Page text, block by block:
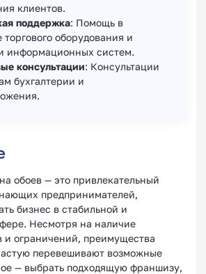
клиентов.
поддержка: Помощь в
торгового оборудования и
информационных систем.
консультации: Консультации
бухгалтерии и
обоев — это привлекательный
предпринимателей,
бизнес в стабильной и
Несмотря на наличие
и ограничений, преимущества
перевешивают возможные
— выбрать подходящую франшизу,